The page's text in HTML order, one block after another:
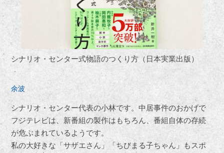
シナリオ・センター式物語のつくり方（日本実業出版）
余波
シナリオ・センター代表の小林です。中居事件のおかげで
フジテレビは、新番組の製作はもちろん、番組自体の存続
が危ぶまれているようです。
私の大好きな「サザエさん」「ちびまる子ちゃん」もスポ